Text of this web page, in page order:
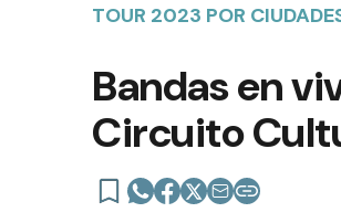
TOUR 2023 POR
Bandas en
Circuito